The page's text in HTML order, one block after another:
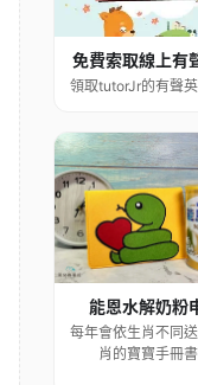
免費索取線上有
領取tutorJr的有聲
能恩水解奶粉
每年會依生肖不同
肖的寶寶手冊